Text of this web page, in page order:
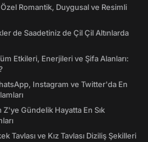
Romantik, Duygusal ve Resimli
de Saadetiniz de Çil Çil Altınlarda
Etkileri, Enerjileri ve Şifa Alanları:
Instagram ve Twitter'da En
Gündelik Hayatta En Sık
Tavlası ve Kız Tavlası Diziliş Şekilleri